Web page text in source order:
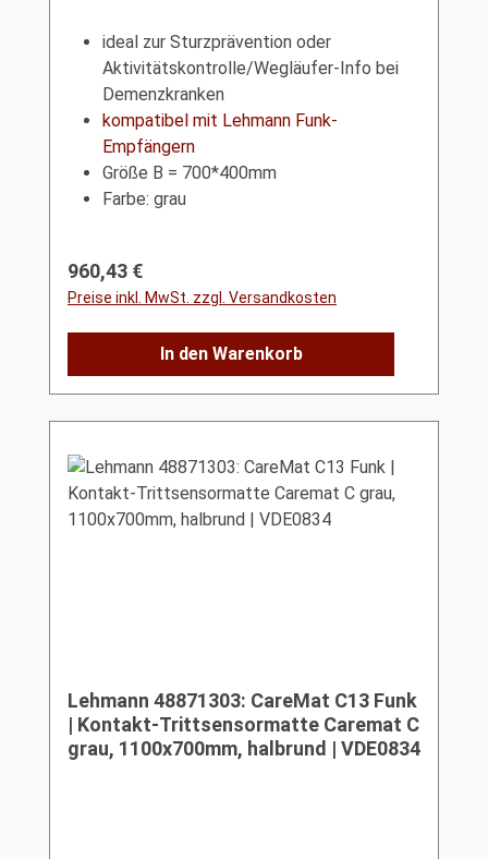
ideal zur Sturzprävention oder
Aktivitätskontrolle/Wegläufer-Info bei
Demenzkranken
kompatibel mit Lehmann Funk-
Empfängern
Größe B = 700*400mm
Farbe: grau
Regulärer Preis:
960,43 €
Preise inkl. MwSt. zzgl. Versandkosten
In den Warenkorb
Lehmann 48871303: CareMat C13 Funk
| Kontakt-Trittsensormatte Caremat C
grau, 1100x700mm, halbrund | VDE0834